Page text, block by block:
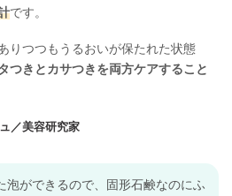
です。
りつつもうるおいが保たれた状態
つきとカサつきを両方ケアすること
泡ができるので、固形石鹸なのにふ